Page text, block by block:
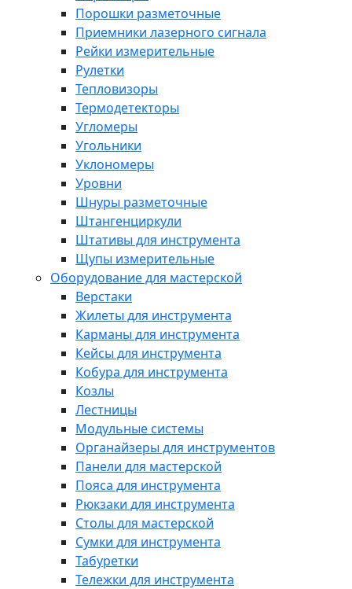
Порошки разметочные
Приемники лазерного сигнала
Рейки измерительные
Рулетки
Тепловизоры
Термодетекторы
Угломеры
Угольники
Уклономеры
Уровни
Шнуры разметочные
Штангенциркули
Штативы для инструмента
Щупы измерительные
Оборудование для мастерской
Верстаки
Жилеты для инструмента
Карманы для инструмента
Кейсы для инструмента
Кобура для инструмента
Козлы
Лестницы
Модульные системы
Органайзеры для инструментов
Панели для мастерской
Пояса для инструмента
Рюкзаки для инструмента
Столы для мастерской
Сумки для инструмента
Табуретки
Тележки для инструмента